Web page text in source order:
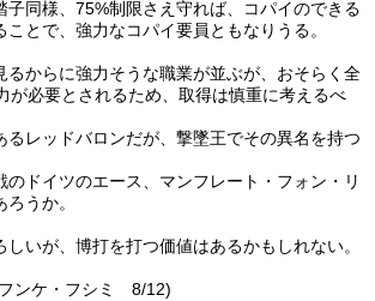
同様、75%制限さえ守れば、コパイのできる
とで、強力なコパイ要員ともなりうる。
からに強力そうな職業が並ぶが、おそらく全
が必要とされるため、取得は慎重に考えるべ
レッドバロンだが、撃墜王でその異名を持つ
ドイツのエース、マンフレート・フォン・リ
うか。
が、博打を打つ価値はあるかもしれない。
ンケ・フシミ 8/12)